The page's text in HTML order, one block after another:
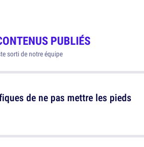
PUBLIÉS
sorti de notre équipe
de ne pas mettre les pieds